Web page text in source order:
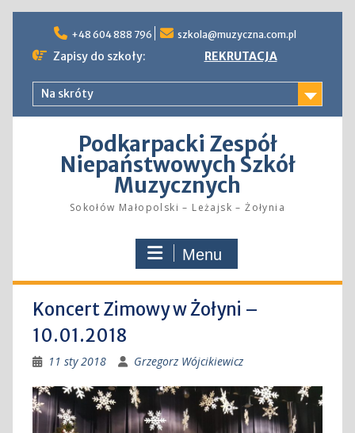
content
+48 604 888 796 szkola@muzyczna.com.pl
Zapisy do szkoły: REKRUTACJA
Na skróty
Podkarpacki Zespół
Niepaństwowych Szkół
Muzycznych
Sokołów Małopolski – Leżajsk – Żołynia
Menu
Koncert Zimowy w Żołyni –
10.01.2018
11 sty 2018 Grzegorz Wójcikiewicz